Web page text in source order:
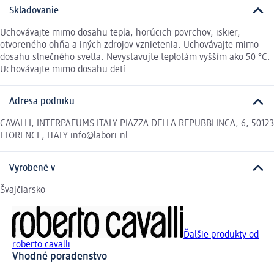
Skladovanie
Uchovávajte mimo dosahu tepla, horúcich povrchov, iskier,
otvoreného ohňa a iných zdrojov vznietenia. Uchovávajte mimo
dosahu slnečného svetla. Nevystavujte teplotám vyšším ako 50 °C.
Uchovávajte mimo dosahu detí.
Adresa podniku
CAVALLI, INTERPAFUMS ITALY PIAZZA DELLA REPUBBLINCA, 6, 50123
FLORENCE, ITALY info@labori.nl
Vyrobené v
Švajčiarsko
Ďalšie produkty od
roberto cavalli
Vhodné poradenstvo